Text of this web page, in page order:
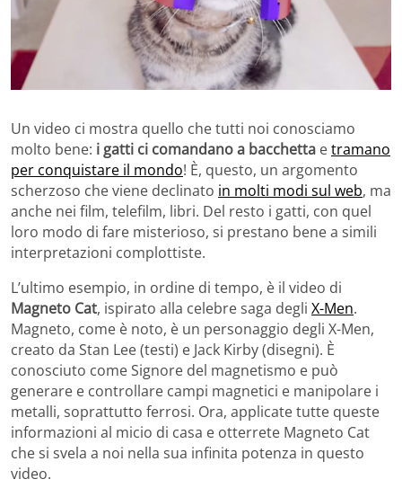
Un video ci mostra quello che tutti noi conosciamo
molto bene: i gatti ci comandano a bacchetta etramano
per conquistare il mondo! È, questo, un argomento
scherzoso che viene declinato in molti modi sul web, ma
anche nei film, telefilm, libri. Del resto i gatti, con quel
loro modo di fare misterioso, si prestano bene a simili
interpretazioni complottiste.
L’ultimo esempio, in ordine di tempo, è il video di
Magneto Cat, ispirato alla celebre saga degli X-Men.
Magneto, come è noto, è un personaggio degli X-Men,
creato da Stan Lee (testi) e Jack Kirby (disegni). È
conosciuto come Signore del magnetismo e può
generare e controllare campi magnetici e manipolare i
metalli, soprattutto ferrosi. Ora, applicate tutte queste
informazioni al micio di casa e otterrete Magneto Cat
che si svela a noi nella sua infinita potenza in questo
video.